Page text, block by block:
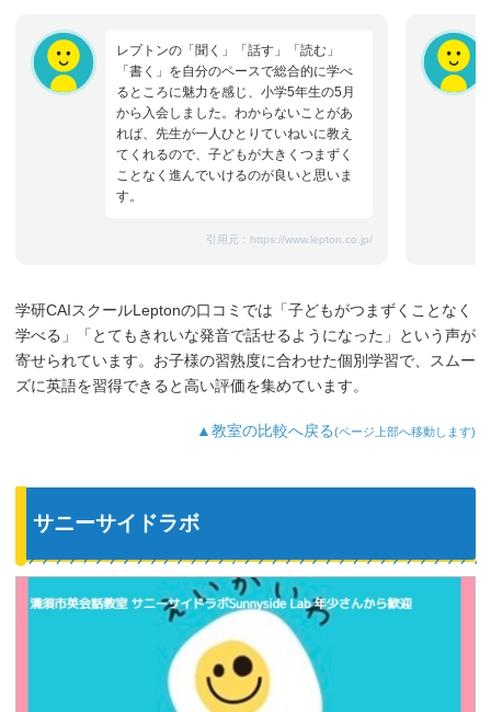
レプトンの「聞く」「話す」「読む」
「書く」を自分のペースで総合的に学べ
るところに魅力を感じ、小学5年生の5月
から入会しました。わからないことがあ
れば、先生が一人ひとりていねいに教え
てくれるので、子どもが大きくつまずく
ことなく進んでいけるのが良いと思いま
す。
引用元： https://www.lepton.co.jp/
学研CAIスクールLeptonの口コミでは「子どもがつまずくことなく
学べる」「とてもきれいな発音で話せるようになった」という声が
寄せられています。お子様の習熟度に合わせた個別学習で、スムー
ズに英語を習得できると高い評価を集めています。
▲教室の比較へ戻る(ページ上部へ移動します)
サニーサイドラボ